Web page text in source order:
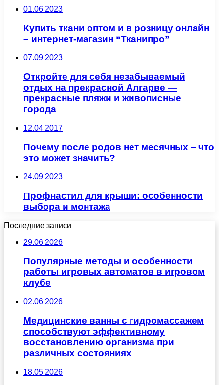
01.06.2023
Купить ткани оптом и в розницу онлайн
– интернет-магазин “Тканипро”
07.09.2023
Откройте для себя незабываемый
отдых на прекрасной Алгарве —
прекрасные пляжи и живописные
города
12.04.2017
Почему после родов нет месячных – что
это может значить?
24.09.2023
Профнастил для крыши: особенности
выбора и монтажа
Последние записи
29.06.2026
Популярные методы и особенности
работы игровых автоматов в игровом
клубе
02.06.2026
Медицинские ванны с гидромассажем
способствуют эффективному
восстановлению организма при
различных состояниях
18.05.2026